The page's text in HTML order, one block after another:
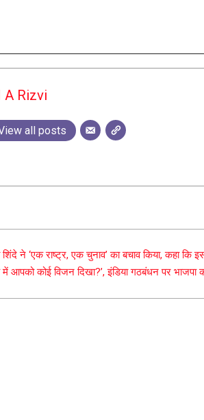
A Rizvi
all posts
ने ‘एक राष्ट्र, एक चुनाव’ का बचाव किया, कहा कि
में आपको कोई विजन दिखा?’, इंडिया गठबंधन पर भाजपा